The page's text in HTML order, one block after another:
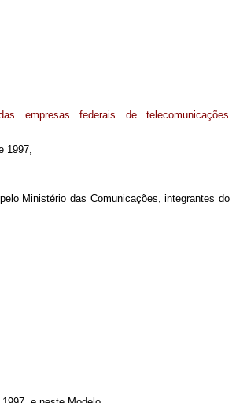
empresas federais de telecomunicações
1997,
Ministério das Comunicações, integrantes do